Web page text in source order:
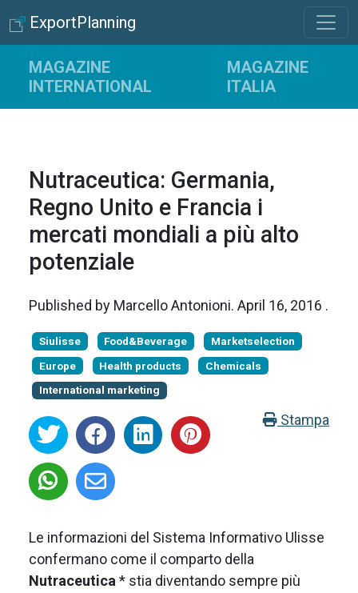
ExportPlanning
MAGAZINE
INTERNATIONAL
MAGAZINE
ITALIA
Nutraceutica: Germania,
Regno Unito e Francia i
mercati mondiali a più alto
potenziale
Published by Marcello Antonioni. April 16, 2016 .
Siulisse Food&Beverage
Marketselection
Europe
Health products
Chemicals
International marketing
Stampa
Le informazioni del Sistema Informativo Ulisse
confermano come il comparto della
Nutraceutica* stia diventando sempre più